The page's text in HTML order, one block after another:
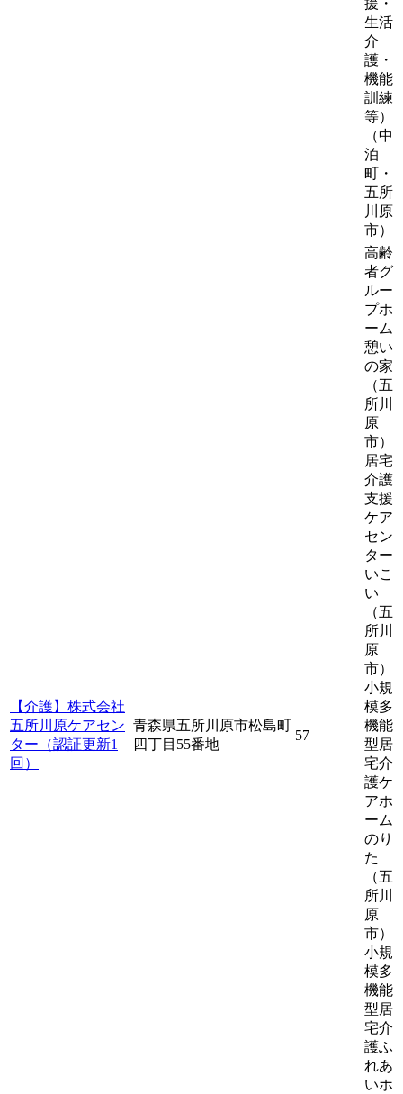
生活
介
護・
機能
訓練
等）
（中
泊
町・
五所
川原
市）
【介護】株式会社
五所川原ケアセン
ター（認証更新1
回）
青森県五所川原市松島町
四丁目55番地
57
高齢
者グ
ルー
プホ
ーム
憩い
の家
（五
所川
原
市）
居宅
介護
支援
ケア
セン
ター
いこ
い
（五
所川
原
市）
小規
模多
機能
型居
宅介
護ケ
アホ
ーム
のり
た
（五
所川
原
市）
小規
模多
機能
型居
宅介
護ふ
れあ
いホ